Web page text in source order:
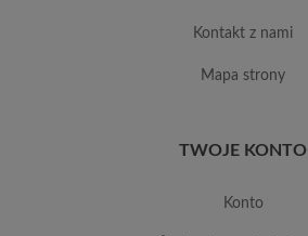
kontakt z nami
mapa strony
TWOJE KONTO
konto